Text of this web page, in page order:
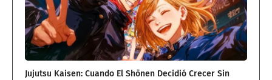
Jujutsu Kaisen: Cuando El Shōnen Decidió Crecer Sin